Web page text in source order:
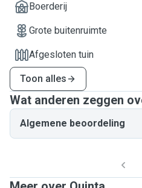
Boerderij
Grote buitenruimte
Afgesloten tuin
Toon alles
Wat anderen zeggen
Algemene beoordeling